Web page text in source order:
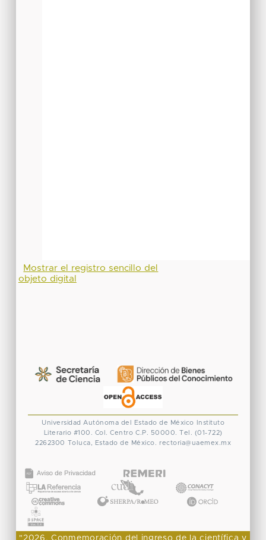
Mostrar el registro sencillo del
objeto digital
Universidad Autónoma del Estado de México
Instituto
Literario #100. Col. Centro C.P. 50000. Tel. (01-722)
2262300
Toluca, Estado de México. rectoria@uaemex.mx